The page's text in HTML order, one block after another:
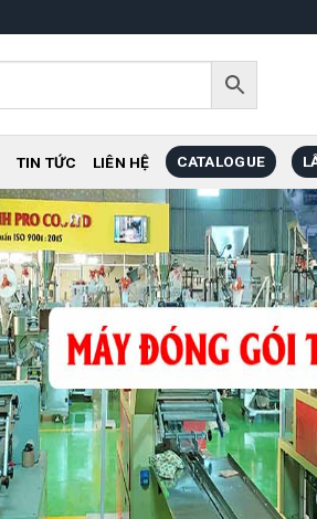
TIN TỨC LIÊN HỆ CATALOGUE